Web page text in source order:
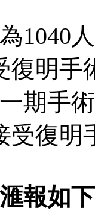
1040
復明
期手
受復明
報如下